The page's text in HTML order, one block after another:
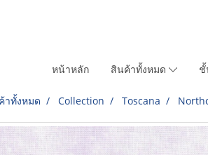
หน้าหลัก สินค้าทั้งหมด ชั้
าทั้งหมด Collection Toscana